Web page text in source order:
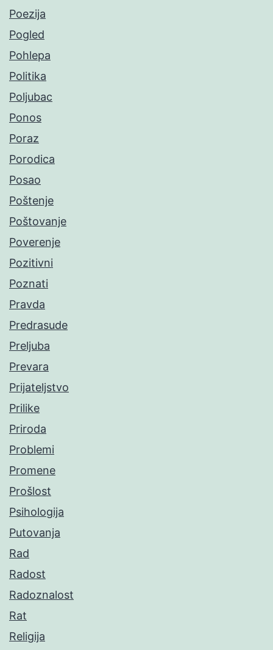
Poezija
Pogled
Pohlepa
Politika
Poljubac
Ponos
Poraz
Porodica
Posao
Poštenje
Poštovanje
Poverenje
Pozitivni
Poznati
Pravda
Predrasude
Preljuba
Prevara
Prijateljstvo
Prilike
Priroda
Problemi
Promene
Prošlost
Psihologija
Putovanja
Rad
Radost
Radoznalost
Rat
Religija